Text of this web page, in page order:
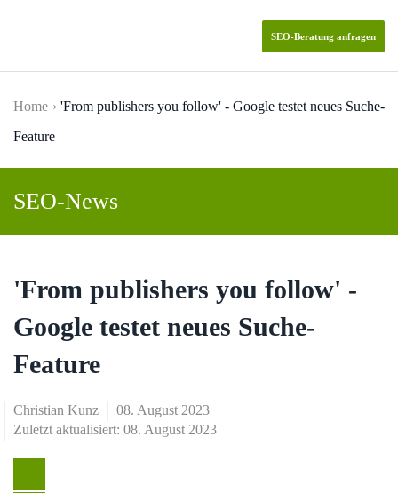
SEO-Beratung anfragen
Home
'From publishers you follow' - Google testet neues Suche-
Feature
SEO-News
'From publishers you follow' -
Google testet neues Suche-
Feature
Christian Kunz
08. August 2023
Zuletzt aktualisiert: 08. August 2023